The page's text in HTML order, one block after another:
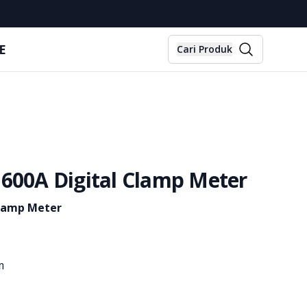
Cari Produk
600A Digital Clamp Meter
Meter